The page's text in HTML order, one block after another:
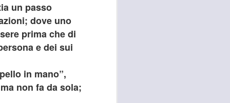
un passo
dove uno
prima che di
e dei sui
in mano”,
non fa da sola;